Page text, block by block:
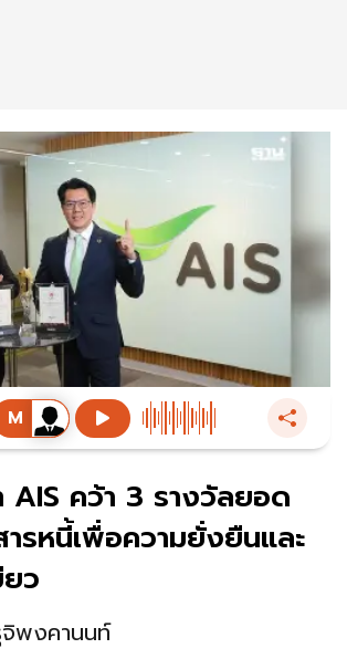
คว้า 3 รางวัลยอด
ารหนี้เพื่อความยั่งยืนและ
ว
พงคานนท์